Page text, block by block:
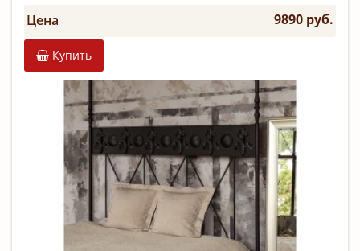
Цена 9890 руб.
Купить